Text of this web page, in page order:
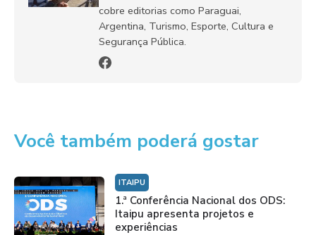
cobre editorias como Paraguai,
Argentina, Turismo, Esporte, Cultura e
Segurança Pública.
Você também poderá gostar
ITAIPU
1.ª Conferência Nacional dos ODS:
Itaipu apresenta projetos e
experiências